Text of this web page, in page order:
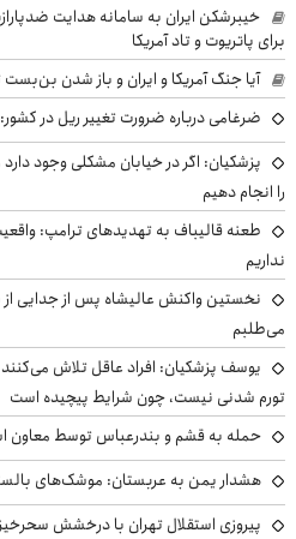
خیبرشکن ایران به سامانه هدایت
برای پاتریوت و تاد آمریکا
آیا جنگ آمریکا و ایران و باز شدن
ضرغامی درباره ضرورت تغییر ریل در
پزشکیان: اگر در خیابان مشکلی وجود
را انجام دهیم
طعنه قالیباف به تهدیدهای ترامپ:
نداریم
نخستین واکنش عالیشاه پس از جدایی از
می‌طلبم
یوسف پزشکیان: افراد عاقل تلاش
تورم شدنی نیست، چون شرایط پیچیده است
حمله به قشم و بندرعباس توسط معاون
هشدار یمن به عربستان: موشک‌های
پیروزی استقلال تهران با درخشش